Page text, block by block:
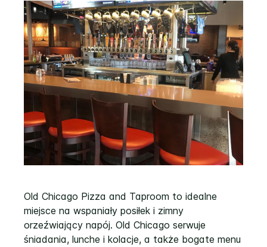
Old Chicago Pizza and Taproom to idealne
miejsce na wspaniały posiłek i zimny
orzeźwiający napój. Old Chicago serwuje
śniadania, lunche i kolacje, a także bogate menu